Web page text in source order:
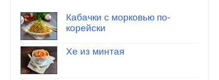
Кабачки с морковью по-
корейски
Хе из минтая